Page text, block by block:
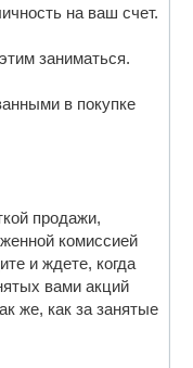
на ваш счет.
заниматься.
в покупке
продажи,
комиссией
и ждете, когда
вами акций
же, как за занятые